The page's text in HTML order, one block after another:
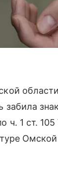
забила
ч. 1 ст.